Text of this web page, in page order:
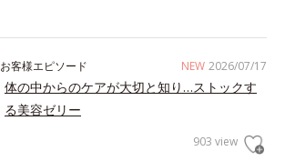
NEW 2026/07/17
お客様エピソード
体の中からのケアが大切と知り…ストックす
る美容ゼリー
903 view